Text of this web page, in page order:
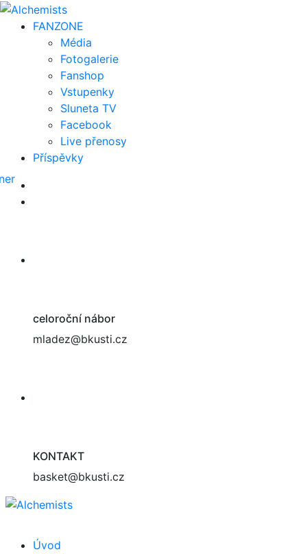
FANZONE
Média
Fotogalerie
Fanshop
Vstupenky
Sluneta TV
Facebook
Live přenosy
Příspěvky
celoroční nábor
mladez@bkusti.cz
KONTAKT
basket@bkusti.cz
Úvod